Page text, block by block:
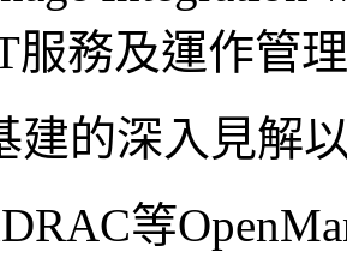
服務及運作管
建的深入見解
等